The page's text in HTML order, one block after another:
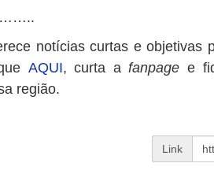
notícias curtas e objetivas
AQUI, curta afanpage e
região.
Link